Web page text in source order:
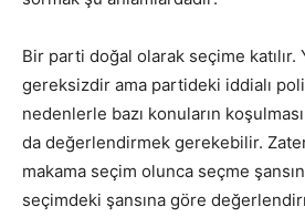
Bir parti doğal olarak seçime katılır.
gereksizdir ama partideki iddialı
nedenlerle bazı konuların
da değerlendirmek gerekebilir.
makama seçim olunca seçme
seçimdeki şansına göre